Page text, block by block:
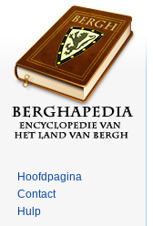
Hoofdpagina
Contact
Hulp